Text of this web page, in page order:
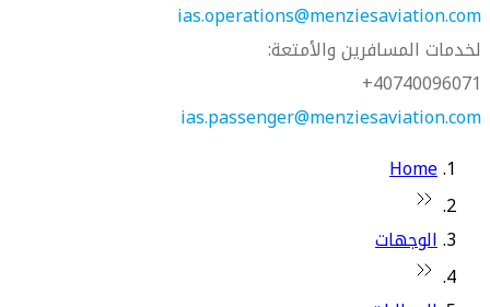
ias.operations@menziesaviation.com
لخدمات المسافرين والأمتعة:
40740096071+
ias.passenger@menziesaviation.com
Home
الوجهات